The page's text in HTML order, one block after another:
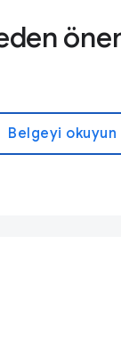
Belgeyi okuyun